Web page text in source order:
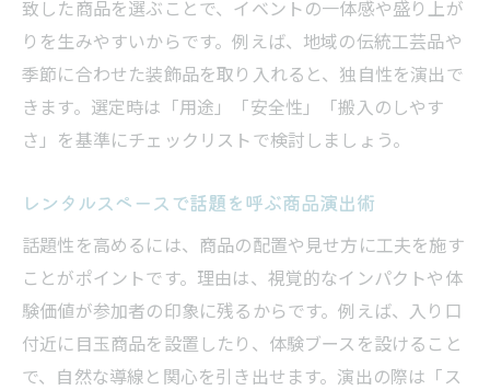
致した商品を選ぶことで、イベントの一体感や盛り上が
りを生みやすいからです。例えば、地域の伝統工芸品や
季節に合わせた装飾品を取り入れると、独自性を演出で
きます。選定時は「用途」「安全性」「搬入のしやす
さ」を基準にチェックリストで検討しましょう。
レンタルスペースで話題を呼ぶ商品演出術
話題性を高めるには、商品の配置や見せ方に工夫を施す
ことがポイントです。理由は、視覚的なインパクトや体
験価値が参加者の印象に残るからです。例えば、入り口
付近に目玉商品を設置したり、体験ブースを設けること
で、自然な導線と関心を引き出せます。演出の際は「ス